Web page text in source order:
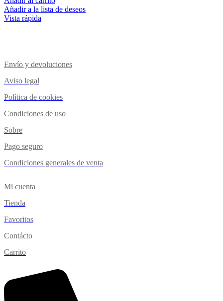
Añadir a la lista de deseos
Vista rápida
Envío y devoluciones
Aviso legal
Política de cookies
Condiciones de uso
Sobre
Pago seguro
Condiciones generales de venta
Mi cuenta
Tienda
Favoritos
Contácto
Carrito